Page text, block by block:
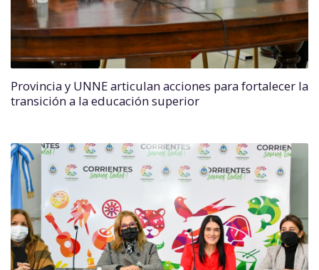
Provincia y UNNE articulan acciones para fortalecer la
transición a la educación superior